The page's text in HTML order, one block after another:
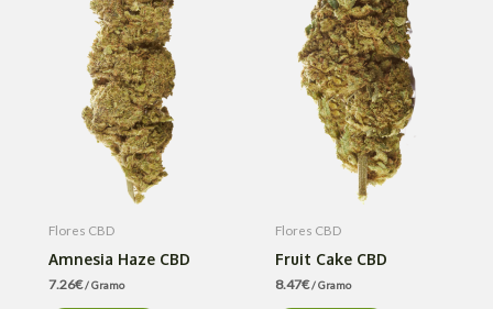
Flores CBD
Amnesia Haze CBD
7.26€/ Gramo
Flores CBD
Fruit Cake CBD
8.47€/ Gramo